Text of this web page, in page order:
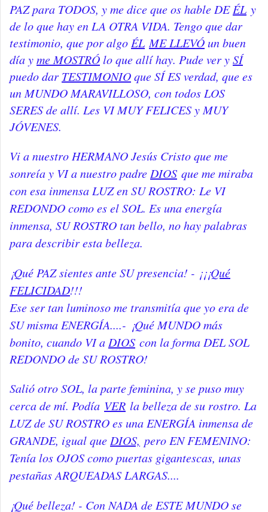
PAZ para TODOS, y me dice que os hable DEÉL y
de lo que hay en LA OTRA VIDA. Tengo que dar
testimonio, que por algo ÉL ME LLEVÓun buen
día yme MOSTRÓlo que allí hay. Pude ver ySÍ
puedo dar TESTIMONIOque SÍ ES verdad, que es
un MUNDO MARAVILLOSO, con todos LOS
SERES de allí. Les VI MUY FELICES y MUY
JÓVENES.
Vi a nuestro HERMANO Jesús Cristo que me
sonreía y VI a nuestro padre DIOS que me miraba
con esa inmensa LUZ en SU ROSTRO: Le VI
REDONDO como es el SOL. Es una energía
inmensa, SU ROSTRO tan bello, no hay palabras
para describir esta belleza.
¡Qué PAZ sientes ante SU presencia! - ¡¡¡Qué
FELICIDAD!!!
Ese ser tan luminoso me transmitía que yo era de
SU misma ENERGÍA....- ¡Qué MUNDO más
bonito, cuando VI a DIOS con la forma DEL SOL
REDONDO de SU ROSTRO!
Salió otro SOL, la parte feminina, y se puso muy
cerca de mí. Podía VER la belleza de su rostro. La
LUZ de SU ROSTRO es una ENERGÍA inmensa de
GRANDE, igual que DIOS, pero EN FEMENINO:
Tenía los OJOS como puertas gigantescas, unas
pestañas ARQUEADAS LARGAS....
¡Qué belleza! - Con NADA de ESTE MUNDO se